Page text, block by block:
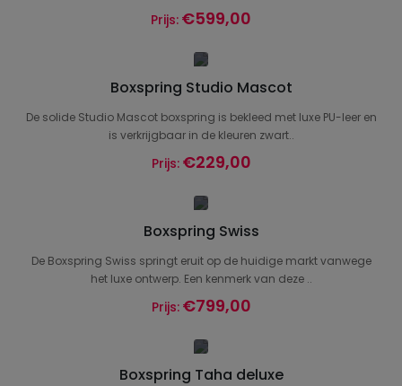
Prijs: €599,00
Boxspring Studio Mascot
De solide Studio Mascot boxspring is bekleed met luxe PU-leer en
is verkrijgbaar in de kleuren zwart..
Prijs: €229,00
Boxspring Swiss
De Boxspring Swiss springt eruit op de huidige markt vanwege
het luxe ontwerp. Een kenmerk van deze ..
Prijs: €799,00
Boxspring Taha deluxe